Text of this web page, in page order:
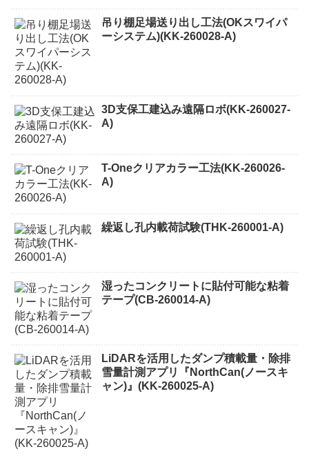
吊り棚足場送り出し工法(OKスワイパ
ーシステム)(KK-260028-A)
3D支保工建込み遠隔ロボ(KK-260027-
A)
T-Oneクリアカラー工法(KK-260026-
A)
繰返し孔内載荷試験(THK-260001-A)
湿ったコンクリートに貼付可能な粘着
テープ(CB-260014-A)
LiDARを活用したダンプ積載量・除排
雪量計測アプリ『NorthCan(ノースキ
ャン)』(KK-260025-A)